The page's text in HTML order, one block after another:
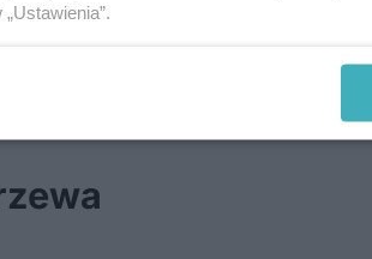
ruchu na al. Warszawskiej
mają już pod dostatkiem
lokale wznowią działalność po